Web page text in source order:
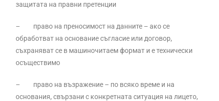
защитата на правни претенции
– право на преносимост на данните – ако се
обработват на основание съгласие или договор,
съхраняват се в машиночитаем формат и е технически
осъществимо
– право на възражение – по всяко време и на
основания, свързани с конкретната ситуация на лицето,